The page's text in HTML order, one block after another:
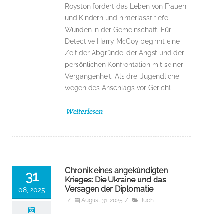
Royston fordert das Leben von Frauen
und Kindern und hinterlässt tiefe
Wunden in der Gemeinschaft. Für
Detective Harry McCoy beginnt eine
Zeit der Abgründe, der Angst und der
persönlichen Konfrontation mit seiner
Vergangenheit. Als drei Jugendliche
wegen des Anschlags vor Gericht
Weiterlesen
31
08, 2025
Chronik eines angekündigten
Krieges: Die Ukraine und das
Versagen der Diplomatie
/ August 31, 2025 / Buch